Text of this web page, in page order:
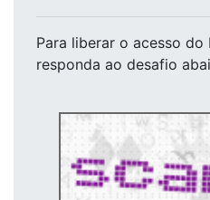
Para liberar o acesso do
responda ao desafio